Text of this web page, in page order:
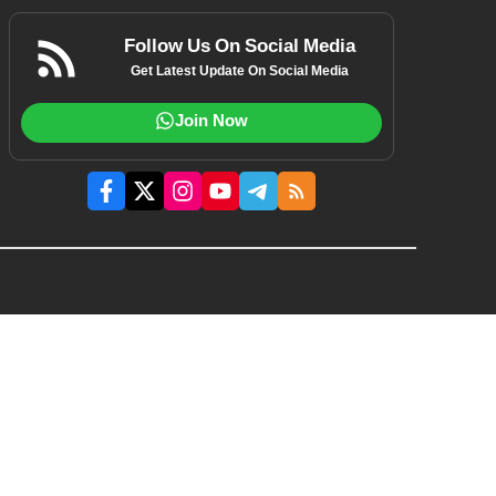
Follow Us On Social Media
Get Latest Update On Social Media
Join Now